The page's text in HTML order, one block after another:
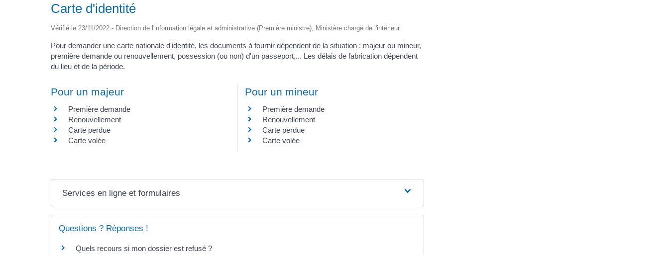
Carte d'identité
Vérifié le 23/11/2022 - Direction de l'information légale et administrative (Première ministre), Ministère chargé de l'intérieur
Pour demander une carte nationale d'identité, les documents à fournir dépendent de la situation : majeur ou mineur,
première demande ou renouvellement, possession (ou non) d'un passeport,... Les délais de fabrication dépendent
du lieu et de la période.
Pour un majeur
Première demande
Renouvellement
Carte perdue
Carte volée
Pour un mineur
Première demande
Renouvellement
Carte perdue
Carte volée
Services en ligne et formulaires
Questions ? Réponses !
Quels recours si mon dossier est refusé ?